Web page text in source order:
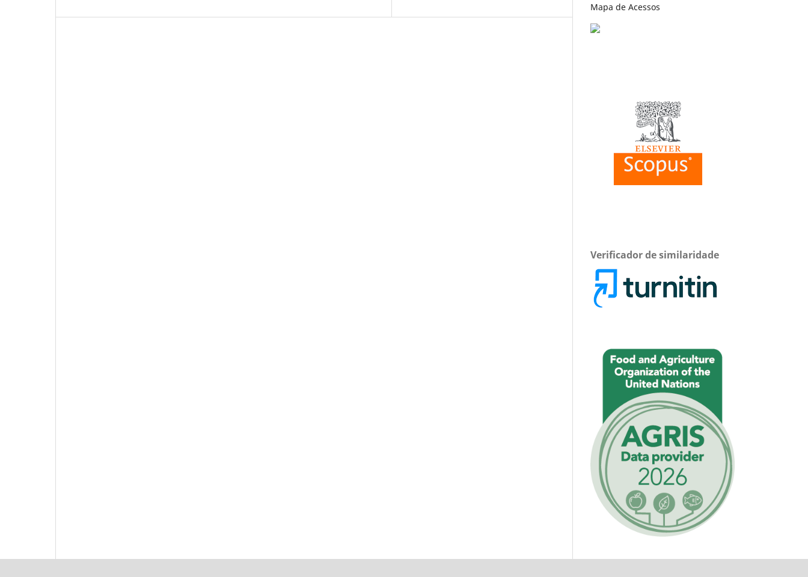
Mapa de Acessos
Verificador de similaridade